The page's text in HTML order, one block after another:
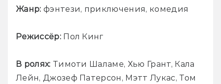
Жанр: фэнтези, приключения, комедия
Режиссёр: Пол Кинг
В ролях: Тимоти Шаламе, Хью Грант, Кала
Лейн, Джозеф Патерсон, Мэтт Лукас, Том